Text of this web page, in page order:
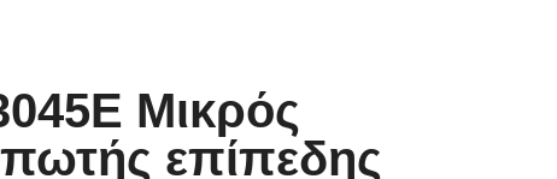
Μικρός
επίπεδης